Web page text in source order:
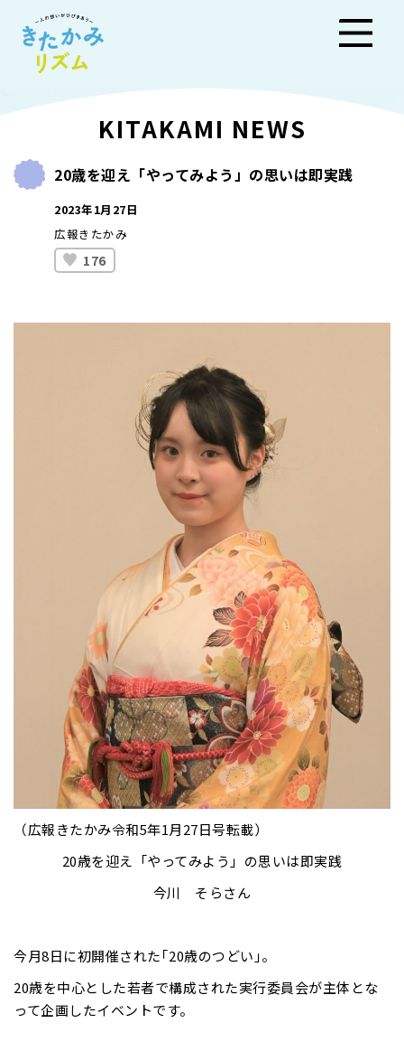
きた
かみ
リズ
ム
KITAKAMI NEWS
20歳を迎え「やってみよう」の思いは即実践
2023年1月27日
広報きたかみ
176
（広報きたかみ令和5年1月27日号転載）
20歳を迎え「やってみよう」の思いは即実践
今川 そらさん
今月8日に初開催された｢20歳のつどい｣。
20歳を中心とした若者で構成された実行委員会が主体とな
って企画したイベントです。